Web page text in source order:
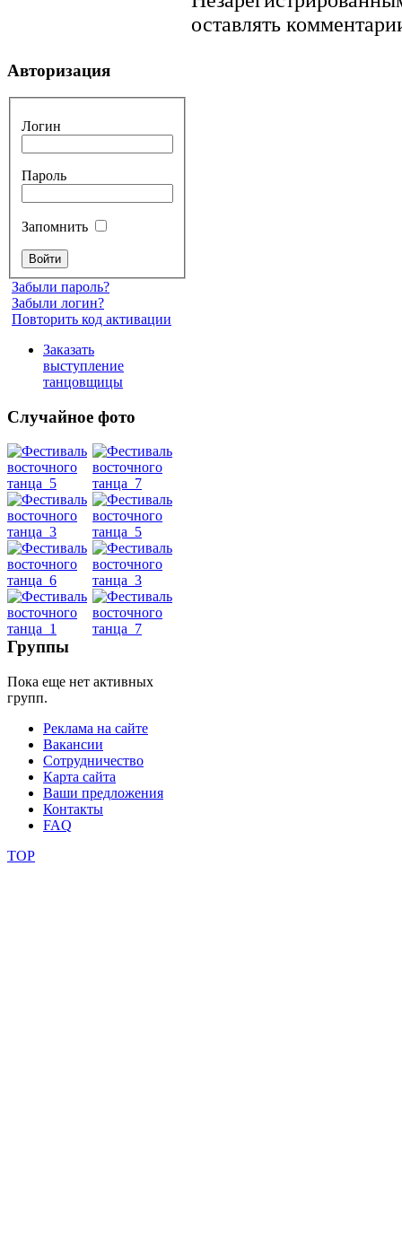
оставлять
Авторизация
Логин
Пароль
Запомнить
Забыли пароль?
Забыли логин?
Повторить код активации
Заказать
выступление
танцовщицы
Случайное фото
Группы
Пока еще нет активных
групп.
Реклама на сайте
Вакансии
Сотрудничество
Карта сайта
Ваши предложения
Контакты
FAQ
TOP